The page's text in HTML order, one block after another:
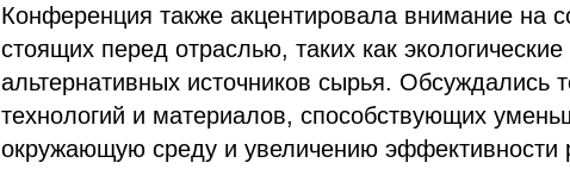
Конференция также акцентировала внимание на
стоящих перед отраслью, таких как
альтернативных источников сырья. Обсуждались
технологий и материалов, способствующих
окружающую среду и увеличению эффективности